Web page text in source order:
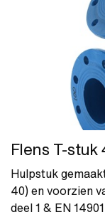
Flens T-stuk
Hulpstuk
40) en voorzien
deel 1 & EN